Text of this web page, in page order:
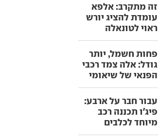
זה מתקרב: אלפא
עומדת להציג יורש
ראוי לטונאלה
פחות חשמל, יותר
גודל: אלה צמד רכבי
הפנאי של שיאומי
עבור חבר על ארבע:
פיג'ו תכננה רכב
מיוחד לכלבים